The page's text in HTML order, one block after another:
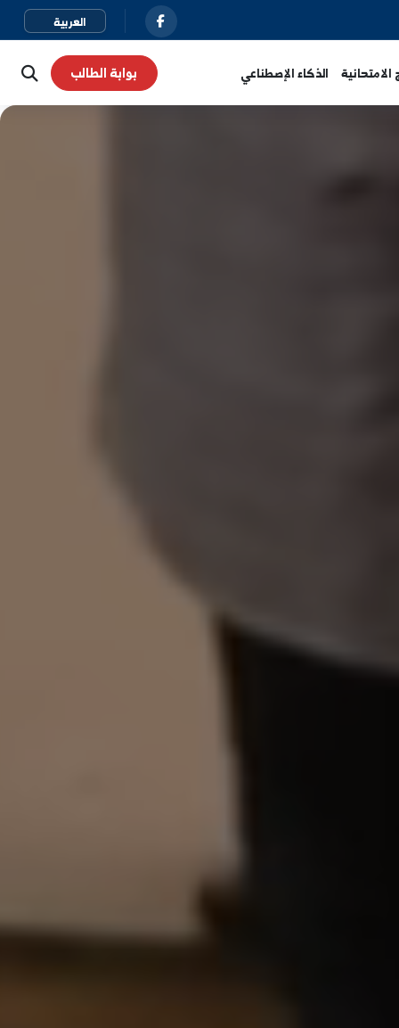
الذكاء الإصطناعي بوابة الطالب